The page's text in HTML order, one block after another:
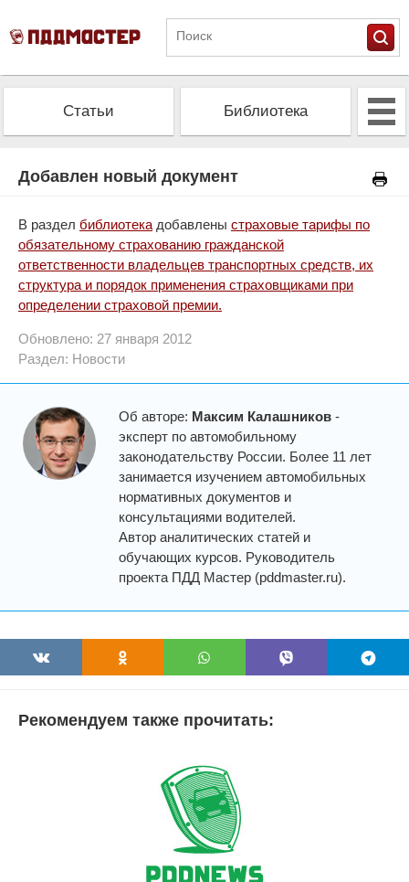
Статьи Библиотека
Проверить штрафы Калькулятор ОСАГО
Добавлен новый документ
В раздел библиотека добавлены страховые тарифы по
обязательному страхованию гражданской
ответственности владельцев транспортных средств, их
структура и порядок применения страховщиками при
определении страховой премии.
Обновлено: 27 января 2012
Раздел: Новости
Об авторе: Максим Калашников -
эксперт по автомобильному
законодательству России. Более 11 лет
занимается изучением автомобильных
нормативных документов и
консультациями водителей.
Автор аналитических статей и
обучающих курсов. Руководитель
проекта ПДД Мастер (pddmaster.ru).
Рекомендуем также прочитать: